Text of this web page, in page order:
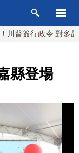
政令 對多晶矽課15%
縣登場